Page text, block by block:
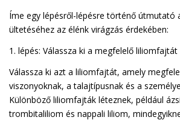
Íme egy lépésről-lépésre történő útmutató
ültetéséhez az élénk virágzás érdekében:
1. lépés: Válassza ki a megfelelő liliomfajtát
Válassza ki azt a liliomfajtát, amely
viszonyoknak, a talajtípusnak és a
Különböző liliomfajták léteznek, például
trombitaliliom és nappali liliom,